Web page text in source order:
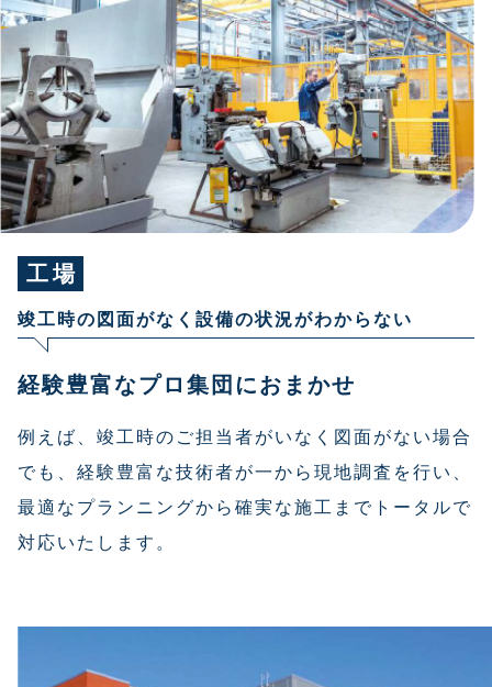
工場
竣工時の図面がなく設備の状況がわからない
経験豊富なプロ集団におまかせ
例えば、竣工時のご担当者がいなく図面がない場合
でも、経験豊富な技術者が一から現地調査を行い、
最適なプランニングから確実な施工までトータルで
対応いたします。